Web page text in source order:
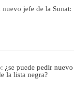
jefe de la Sunat:
¿se puede pedir nuevo
la lista negra?